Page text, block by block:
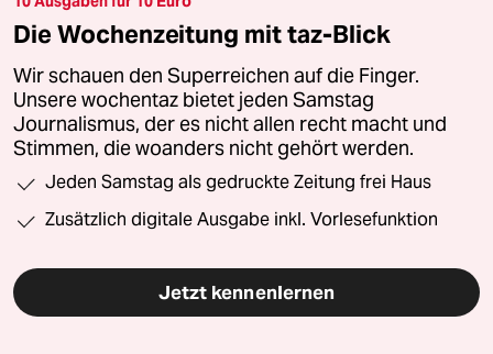
Die Wochenzeitung mit taz-Blick
Wir schauen den Superreichen auf die Finger.
Unsere wochentaz bietet jeden Samstag
Journalismus, der es nicht allen recht macht und
Stimmen, die woanders nicht gehört werden.
Jeden Samstag als gedruckte Zeitung frei Haus
Zusätzlich digitale Ausgabe inkl. Vorlesefunktion
Jetzt kennenlernen